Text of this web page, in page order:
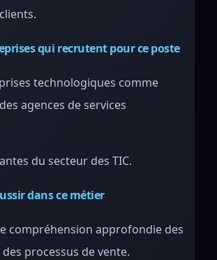
qui recrutent pour ce poste
technologiques comme
agences de services
du secteur des TIC.
dans ce métier
compréhension approfondie des
processus de vente.